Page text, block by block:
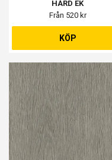
HÅRD EK
Från 520 kr
KÖP